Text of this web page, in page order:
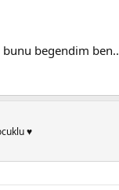
bunu begendim ben..
♥